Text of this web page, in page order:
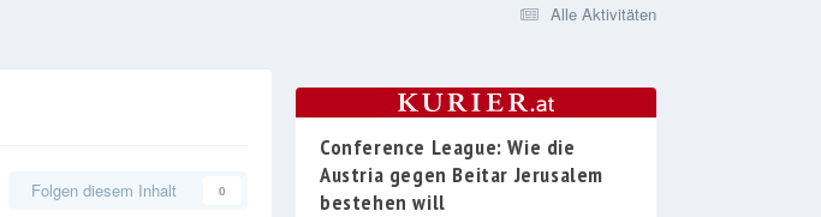
Alle Aktivitäten
Folgen diesem Inhalt 0
Conference League: Wie die
Austria gegen Beitar Jerusalem
bestehen will